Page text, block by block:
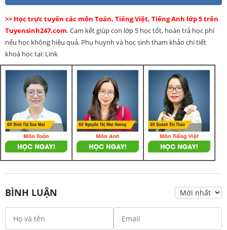
>> Học trực tuyến các môn Toán, Tiếng Việt, Tiếng Anh lớp 5 trên
Tuyensinh247.com. Cam kết giúp con lớp 5 học tốt, hoàn trả học phí
nếu học không hiệu quả. Phụ huynh và học sinh tham khảo chi tiết
khoá học tại: Link
BÌNH LUẬN